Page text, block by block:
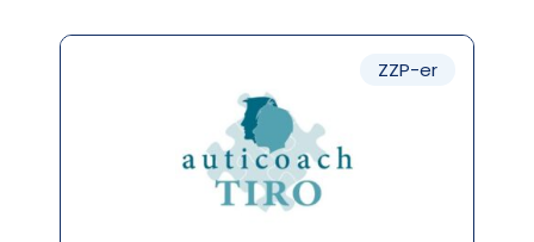
ZZP-er